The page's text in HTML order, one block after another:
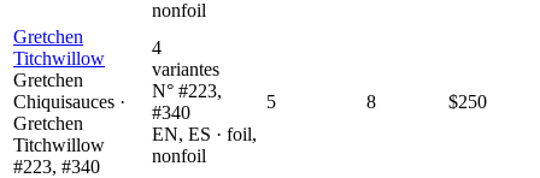
nonfoil
Gretchen
Titchwillow
Gretchen
Chiquisauces ·
Gretchen
Titchwillow
#223, #340
4
variantes
N° #223,
#340
EN, ES · foil,
nonfoil
5 8 $250